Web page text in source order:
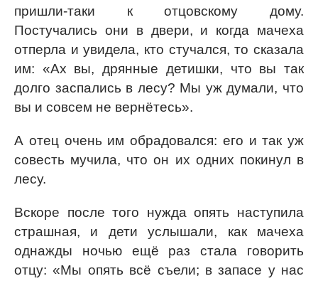
пришли-таки к отцовскому дому.
Постучались они в двери, и когда мачеха
отперла и увидела, кто стучался, то сказала
им: «Ах вы, дрянные детишки, что вы так
долго заспались в лесу? Мы уж думали, что
вы и совсем не вернётесь».
А отец очень им обрадовался: его и так уж
совесть мучила, что он их одних покинул в
лесу.
Вскоре после того нужда опять наступила
страшная, и дети услышали, как мачеха
однажды ночью ещё раз стала говорить
отцу: «Мы опять всё съели; в запасе у нас